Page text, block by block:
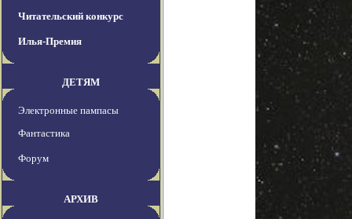
Читательский конкурс
Илья-Премия
ДЕТЯМ
Электронные пампасы
Фантастика
Форум
АРХИВ